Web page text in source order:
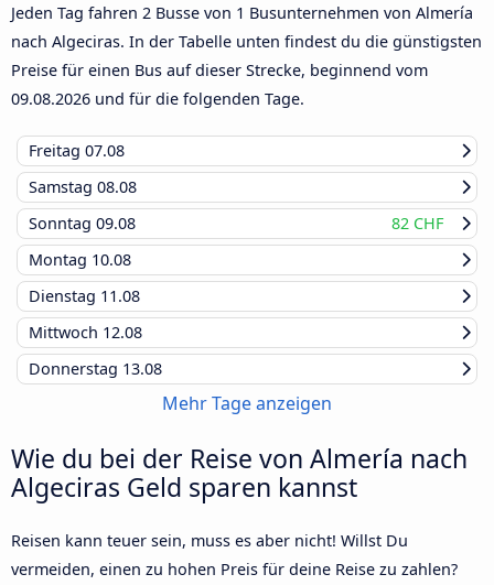
Jeden Tag fahren 2 Busse von 1 Busunternehmen von Almería
nach Algeciras. In der Tabelle unten findest du die günstigsten
Preise für einen Bus auf dieser Strecke, beginnend vom
09.08.2026 und für die folgenden Tage.
Freitag 07.08
Samstag 08.08
Sonntag 09.08
82 CHF
Montag 10.08
Dienstag 11.08
Mittwoch 12.08
Donnerstag 13.08
Mehr Tage anzeigen
Wie du bei der Reise von Almería nach
Algeciras Geld sparen kannst
Reisen kann teuer sein, muss es aber nicht! Willst Du
vermeiden, einen zu hohen Preis für deine Reise zu zahlen?